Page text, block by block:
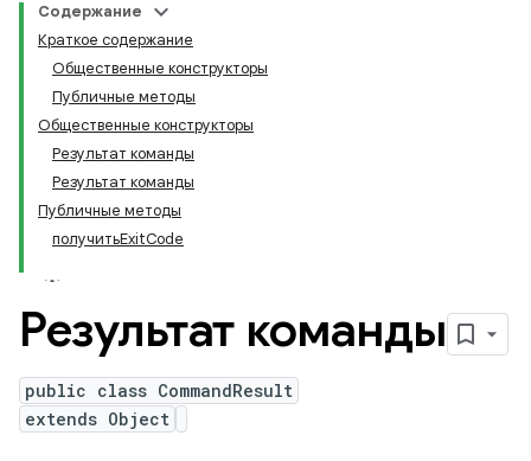
Содержание
Краткое содержание
Общественные конструкторы
Публичные методы
Общественные конструкторы
Результат команды
Результат команды
Публичные методы
получитьExitCode
Результат команды
public class CommandResult
extends Object